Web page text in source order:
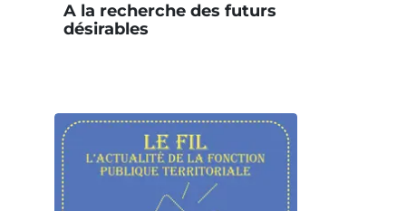
A la recherche des futurs
désirables